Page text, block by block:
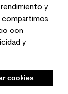
experience
our website.
of our site
Cookies
rendimiento y
compartimos
con
y
cookies